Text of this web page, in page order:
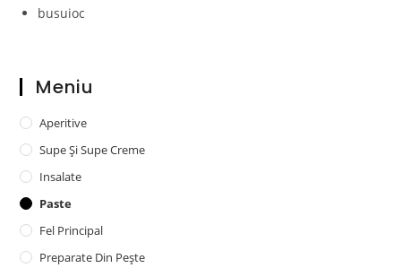
busuioc
Meniu
Aperitive
Supe Și Supe Creme
Insalate
Paste
Fel Principal
Preparate Din Pește